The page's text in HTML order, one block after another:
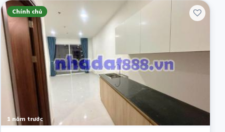
Chính chủ
1 năm trước